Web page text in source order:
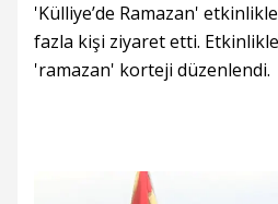
'Külliye’de Ramazan'
fazla kişi ziyaret etti.
'ramazan' korteji düzenlendi.